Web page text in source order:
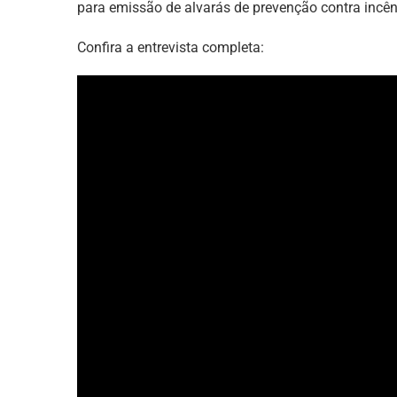
para emissão de alvarás de prevenção contra
Confira a entrevista completa: